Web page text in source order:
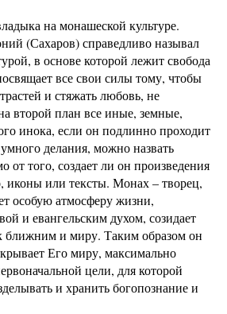
на монашеской культуре.
(Сахаров) справедливо называл
в основе которой лежит свобода
все свои силы тому, чтобы
и стяжать любовь, не
второй план все иные, земные,
инока, если он подлинно проходит
делания, можно назвать
от того, создает ли он произведения
иконы или тексты. Монах – творец,
особую атмосферу жизни,
и евангельским духом, созидает
ближним и миру. Таким образом он
Его миру, максимально
цели, для которой
и хранить богопознание и